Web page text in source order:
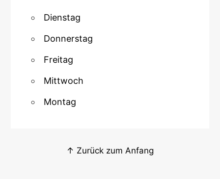
Dienstag
Donnerstag
Freitag
Mittwoch
Montag
↑ Zurück zum Anfang